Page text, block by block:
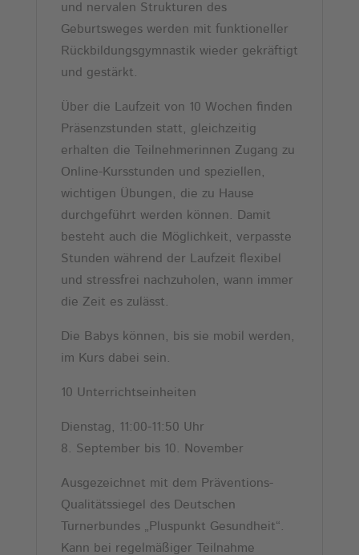
und nervalen Strukturen des
Geburtsweges werden mit funktioneller
Rückbildungsgymnastik wieder gekräftigt
und gestärkt.
Über die Laufzeit von 10 Wochen finden
Präsenzstunden statt, gleichzeitig
erhalten die Teilnehmerinnen Zugang zu
Online-Kursstunden und speziellen,
wichtigen Übungen, die zu Hause
durchgeführt werden können. Damit
besteht auch die Möglichkeit, verpasste
Stunden während der Laufzeit flexibel
und stressfrei nachzuholen, wann immer
die Zeit es zulässt.
Die Babys können, bis sie mobil werden,
im Kurs dabei sein.
10 Unterrichtseinheiten
Dienstag, 11:00-11:50 Uhr
8. September bis 10. November
Ausgezeichnet mit dem Präventions-
Qualitätssiegel des Deutschen
Turnerbundes „Pluspunkt Gesundheit“.
Kann bei regelmäßiger Teilnahme